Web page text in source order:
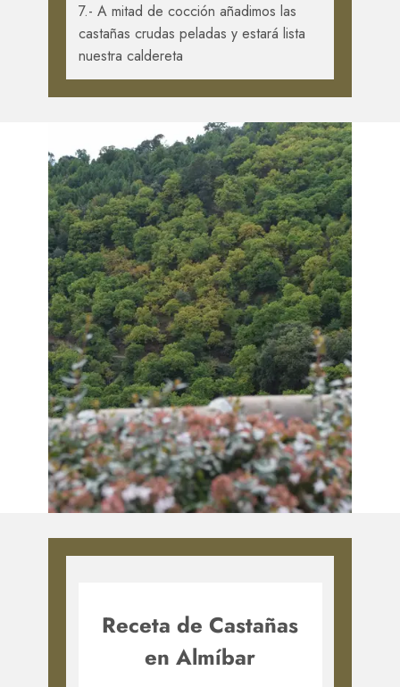
7.- A mitad de cocción añadimos las
castañas crudas peladas y estará lista
nuestra caldereta
Receta de Castañas
en Almíbar